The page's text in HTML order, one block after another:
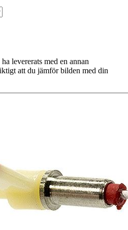
levererats med en annan
att du jämför bilden med din